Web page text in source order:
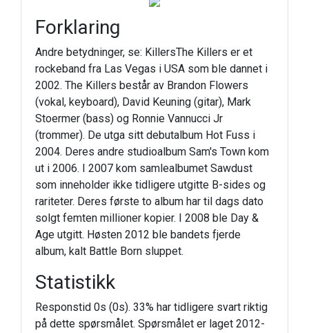
Forklaring
Andre betydninger, se: KillersThe Killers er et
rockeband fra Las Vegas i USA som ble dannet i
2002. The Killers består av Brandon Flowers
(vokal, keyboard), David Keuning (gitar), Mark
Stoermer (bass) og Ronnie Vannucci Jr
(trommer). De utga sitt debutalbum Hot Fuss i
2004. Deres andre studioalbum Sam's Town kom
ut i 2006. I 2007 kom samlealbumet Sawdust
som inneholder ikke tidligere utgitte B-sides og
rariteter. Deres første to album har til dags dato
solgt femten millioner kopier. I 2008 ble Day &
Age utgitt. Høsten 2012 ble bandets fjerde
album, kalt Battle Born sluppet.
Statistikk
Responstid 0s (0s). 33% har tidligere svart riktig
på dette spørsmålet. Spørsmålet er laget 2012-